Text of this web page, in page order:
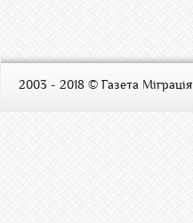
2003 - 2018 © Газета Міграція